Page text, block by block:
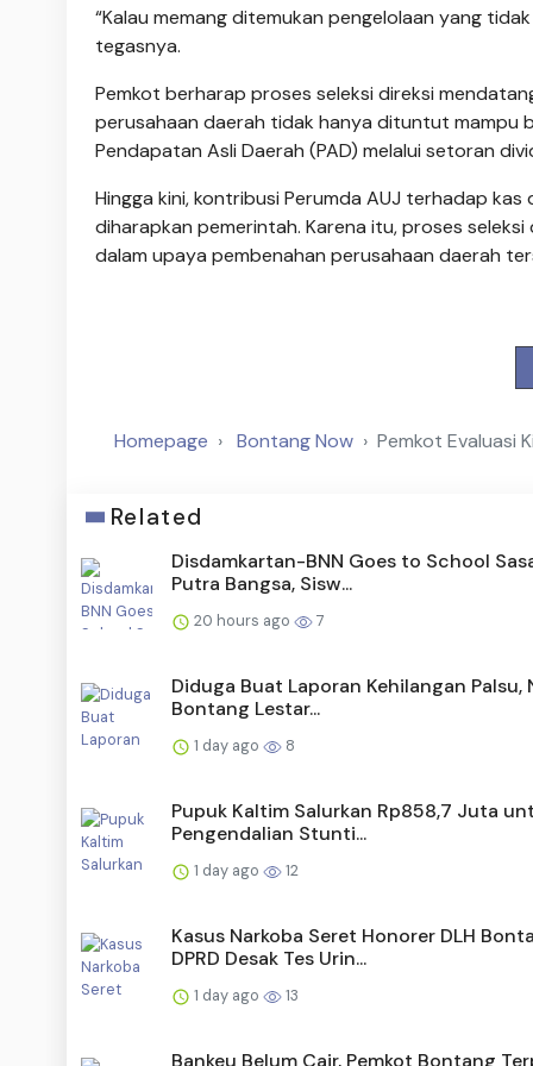
“Kalau memang ditemukan pengelolaan yang
tegasnya.
Pemkot berharap proses seleksi direksi
perusahaan daerah tidak hanya dituntut mampu
Pendapatan Asli Daerah (PAD) melalui setoran
Hingga kini, kontribusi Perumda AUJ terhadap
diharapkan pemerintah. Karena itu, proses
dalam upaya pembenahan perusahaan daerah
Homepage Bontang Now Pemkot Evaluasi
Related
Disdamkartan-BNN Goes to School
Putra Bangsa, Sisw...
20 hours ago 7
Diduga Buat Laporan Kehilangan Palsu,
Bontang Lestar...
1 day ago 8
Pupuk Kaltim Salurkan Rp858,7 Juta
Pengendalian Stunti...
1 day ago 12
Kasus Narkoba Seret Honorer DLH
DPRD Desak Tes Urin...
1 day ago 13